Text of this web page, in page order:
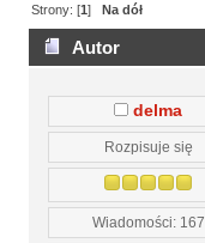
Strony: [1]Na dół
Autor
delma
Rozpisuje się
Wiadomości: 167